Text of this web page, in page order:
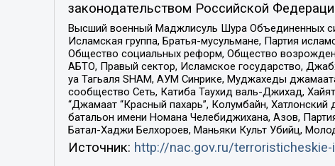
законодательством Российской
Высший военный Маджлисуль Шура Объединенных
Исламская группа, Братья-мусульмане, Партия
Общество социальных реформ, Общество
АБТО, Правый сектор, Исламское государство,
уа Тагьаля SHAM, АУМ Синрике, Муджахеды
сообщество Сеть, Катиба Таухид валь-Джихад,
“Джамаат “Красный пахарь”, Колумбайн,
батальон имени Номана Челебиджихана, Азов,
Батал-Хаджи Белхороев, Маньяки Культ Убийц,
Источник: http://nac.gov.ru/